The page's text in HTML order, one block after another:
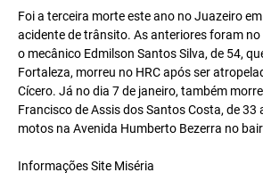
Foi a terceira morte este ano no Juazeiro
acidente de trânsito. As anteriores foram
o mecânico Edmilson Santos Silva, de 54,
Fortaleza, morreu no HRC após ser
Cícero. Já no dia 7 de janeiro, também
Francisco de Assis dos Santos Costa, de 33
motos na Avenida Humberto Bezerra no
Informações Site Miséria